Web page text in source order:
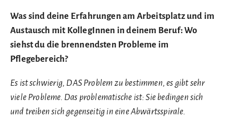
Was sind deine Erfahrungen am Arbeitsplatz und im
Austausch mit KollegInnen in deinem Beruf: Wo
siehst du die brennendsten Probleme im
Pflegebereich?
Es ist schwierig, DAS Problem zu bestimmen, es gibt sehr
viele Probleme. Das problematische ist: Sie bedingen sich
und treiben sich gegenseitig in eine Abwärtsspirale.